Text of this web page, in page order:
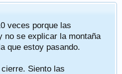
veces porque las
no se explicar la montaña
que estoy pasando.
Siento las